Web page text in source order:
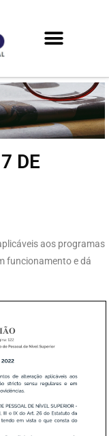
DE
aos programas
funcionamento e dá